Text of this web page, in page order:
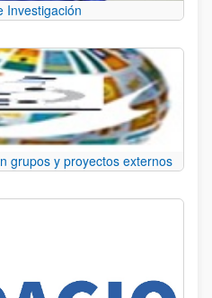
Investigación
grupos y proyectos externos